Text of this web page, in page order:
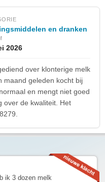
en dranken
2026
over klonterige melk
maand geleden kocht bij
en mengt niet goed
over de kwaliteit. Het
ik 3 dozen melk